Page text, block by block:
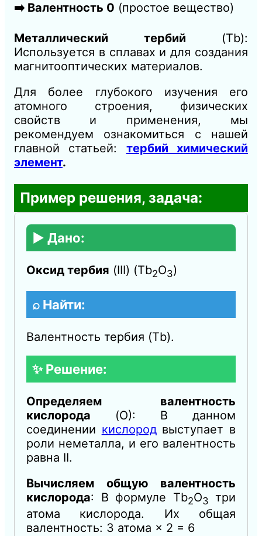
➡️ Валентность 0 (простое вещество)
Металлический тербий (Tb):
Используется в сплавах и для создания
магнитооптических материалов.
Для более глубокого изучения его
атомного строения, физических
свойств и применения, мы
рекомендуем ознакомиться с нашей
главной статьей: тербий химический
элемент.
Пример решения, задача:
▶️ Дано:
Оксид тербия (III) (Tb2​O3​)
⌕ Найти:
Валентность тербия (Tb).
✨ Решение:
Определяем валентность
кислорода (O): В данном
соединении кислородвыступает в
роли неметалла, и его валентность
равна II.
Вычисляем общую валентность
кислорода: В формуле Tb2​O3
​ три
атома кислорода. Их общая
валентность: 3 атома × 2 = 6